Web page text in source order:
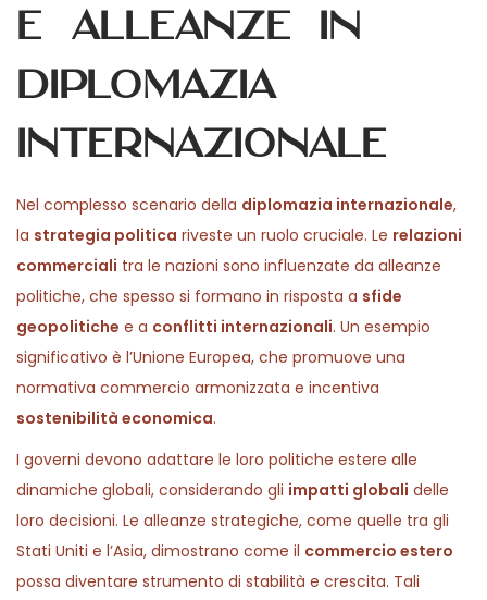
e alleanze in
diplomazia
internazionale
Nel complesso scenario della diplomazia internazionale,
la strategia politica riveste un ruolo cruciale. Le relazioni
commerciali tra le nazioni sono influenzate da alleanze
politiche, che spesso si formano in risposta a sfide
geopolitiche e a conflitti internazionali. Un esempio
significativo è l’Unione Europea, che promuove una
normativa commercio armonizzata e incentiva
sostenibilità economica.
I governi devono adattare le loro politiche estere alle
dinamiche globali, considerando gli impatti globali delle
loro decisioni. Le alleanze strategiche, come quelle tra gli
Stati Uniti e l’Asia, dimostrano come il commercio estero
possa diventare strumento di stabilità e crescita. Tali